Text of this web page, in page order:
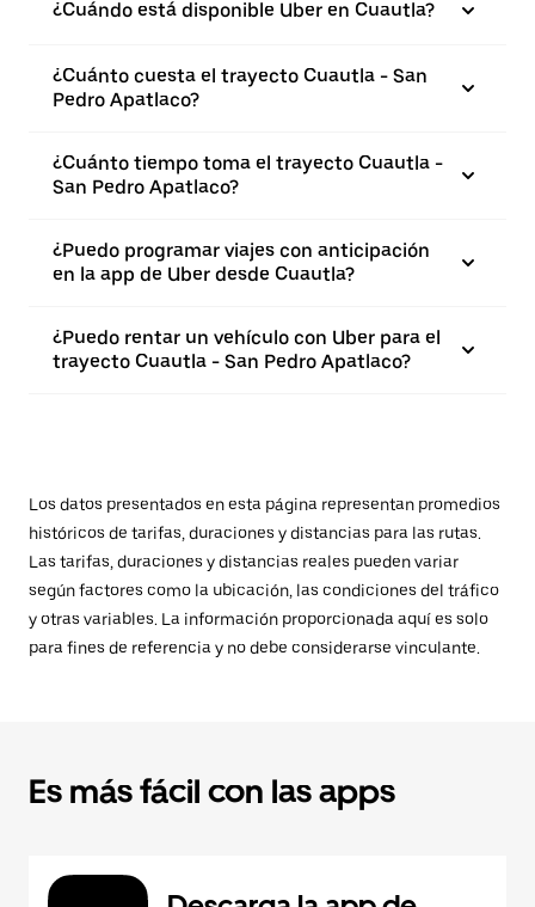
¿Cuándo está disponible Uber en Cuautla?
¿Cuánto cuesta el trayecto Cuautla - San
Pedro Apatlaco?
¿Cuánto tiempo toma el trayecto Cuautla -
San Pedro Apatlaco?
¿Puedo programar viajes con anticipación
en la app de Uber desde Cuautla?
¿Puedo rentar un vehículo con Uber para el
trayecto Cuautla - San Pedro Apatlaco?
Los datos presentados en esta página representan promedios
históricos de tarifas, duraciones y distancias para las rutas.
Las tarifas, duraciones y distancias reales pueden variar
según factores como la ubicación, las condiciones del tráfico
y otras variables. La información proporcionada aquí es solo
para fines de referencia y no debe considerarse vinculante.
Es más fácil con las apps